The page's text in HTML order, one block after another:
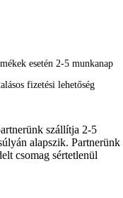
esetén 2-5 munkanap
fizetési lehetőség
szállítja 2-5
alapszik. Partnerünk
csomag sértetlenül